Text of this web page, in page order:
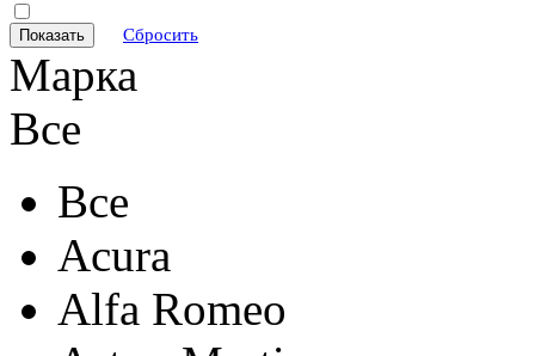
Сбросить
Марка
Все
Все
Acura
Alfa Romeo